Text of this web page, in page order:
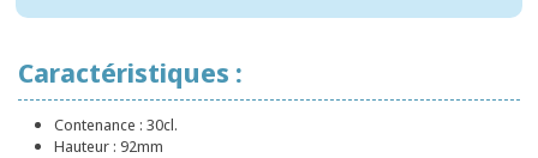
Caractéristiques :
Contenance : 30cl.
Hauteur : 92mm